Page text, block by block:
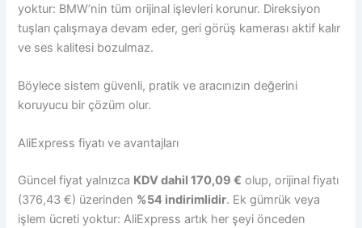
yoktur: BMW’nin tüm orijinal işlevleri korunur. Direksiyon
tuşları çalışmaya devam eder, geri görüş kamerası aktif kalır
ve ses kalitesi bozulmaz.
Böylece sistem güvenli, pratik ve aracınızın değerini
koruyucu bir çözüm olur.
AliExpress fiyatı ve avantajları
Güncel fiyat yalnızca KDV dahil 170,09 € olup, orijinal fiyatı
(376,43 €) üzerinden %54 indirimlidir. Ek gümrük veya
işlem ücreti yoktur: AliExpress artık her şeyi önceden